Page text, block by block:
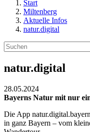
Start
Miltenberg
Aktuelle Infos
natur.digital
natur.digital
28.05.2024
Bayerns Natur mit nur
Die App
in ganz Bayern – vom